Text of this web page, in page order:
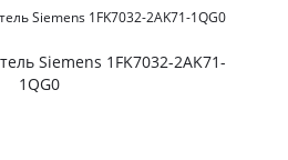
Siemens 1FK7032-2AK71-
1QG0